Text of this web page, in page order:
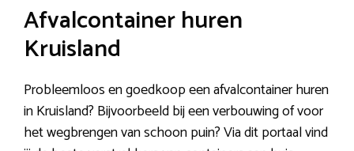
Afvalcontainer huren
Kruisland
Probleemloos en goedkoop een afvalcontainer huren
in Kruisland? Bijvoorbeeld bij een verbouwing of voor
het wegbrengen van schoon puin? Via dit portaal vind